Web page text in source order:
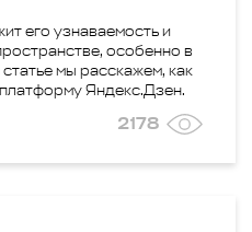
его узнаваемость и
особенно в
мы расскажем, как
Яндекс.Дзен.
2178